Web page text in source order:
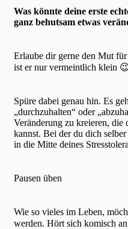
Was könnte deine erste
ganz behutsam etwas
Erlaube dir gerne den Mut
ist er nur vermeintlich klein
Spüre dabei genau hin. Es
„durchzuhalten“ oder
Veränderung zu kreieren, die
kannst. Bei der du dich
in die Mitte deines
Pausen üben
Wie so vieles im Leben,
werden. Hört sich komisch